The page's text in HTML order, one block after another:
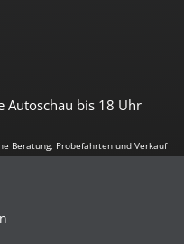
Autoschau bis 18 Uhr
Beratung, Probefahrten und Verkauf